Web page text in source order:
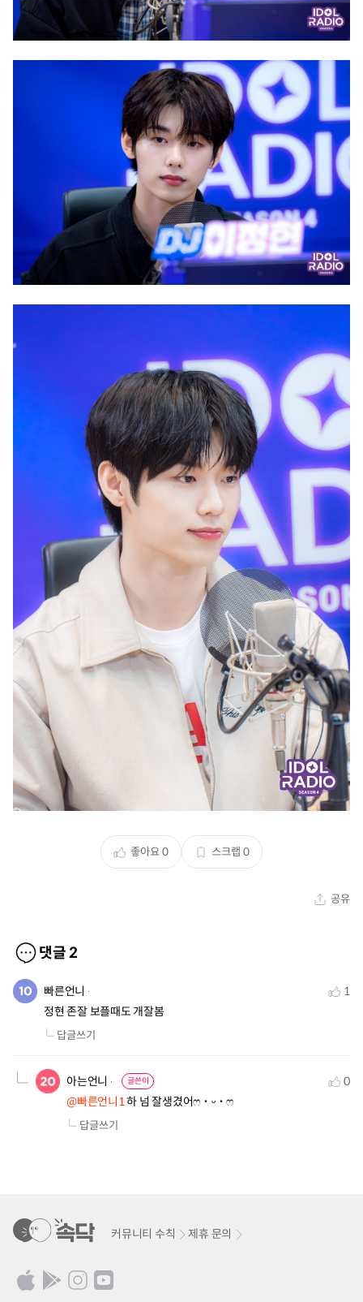
좋아요0 스크랩 0
공유
댓글2
빠른언니
1
정현 존잘 보플때도 개잘봄
답글쓰기
아는언니 글쓴이
0
@빠른언니1 하 넘 잘생겼어ෆ˙ᵕ˙ෆ
답글쓰기
커뮤니티 수칙 제휴 문의